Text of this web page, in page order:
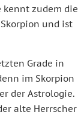
kennt zudem die
und ist
Grade in
im Skorpion
der Astrologie.
alte Herrscher